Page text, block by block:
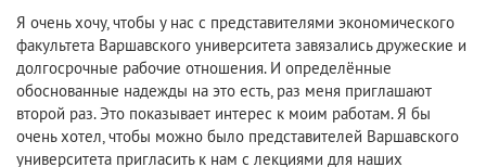
Я очень хочу, чтобы у нас с представителями экономического
факультета Варшавского университета завязались дружеские и
долгосрочные рабочие отношения. И определённые
обоснованные надежды на это есть, раз меня приглашают
второй раз. Это показывает интерес к моим работам. Я бы
очень хотел, чтобы можно было представителей Варшавского
университета пригласить к нам с лекциями для наших